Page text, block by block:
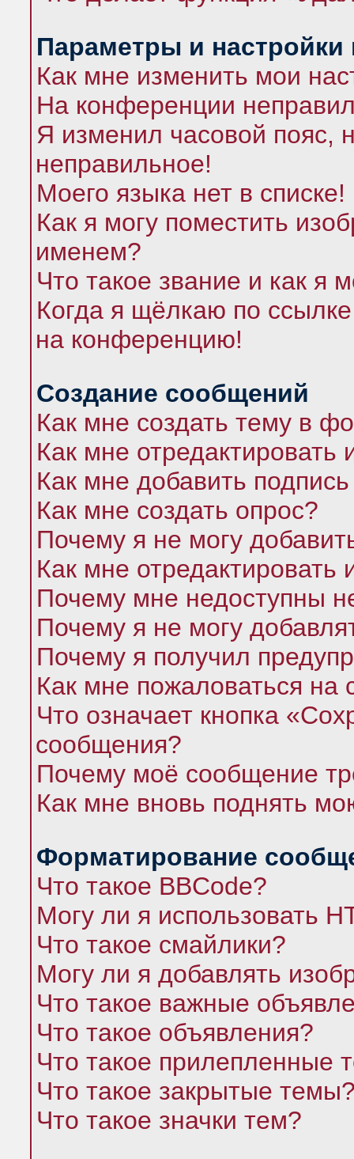
Параметры и настройки
Как мне изменить мои
На конференции
Я изменил часовой пояс,
неправильное!
Моего языка нет в списке!
Как я могу поместить
именем?
Что такое звание и как я
Когда я щёлкаю по
на конференцию!
Создание сообщений
Как мне создать тему в
Как мне
Как мне добавить
Как мне создать опрос?
Почему я не могу
Как мне отредактировать
Почему мне недоступны
Почему я не могу
Почему я получил
Как мне пожаловаться
Что означает кнопка
сообщения?
Почему моё сообщение
Как мне вновь поднять
Форматирование
Что такое BBCode?
Могу ли я использовать
Что такое смайлики?
Могу ли я добавлять
Что такое важные
Что такое объявления?
Что такое прилепленные
Что такое закрытые
Что такое значки тем?